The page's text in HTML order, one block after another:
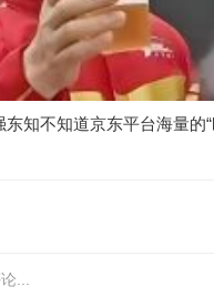
东知不知道京东平台海量的“
...